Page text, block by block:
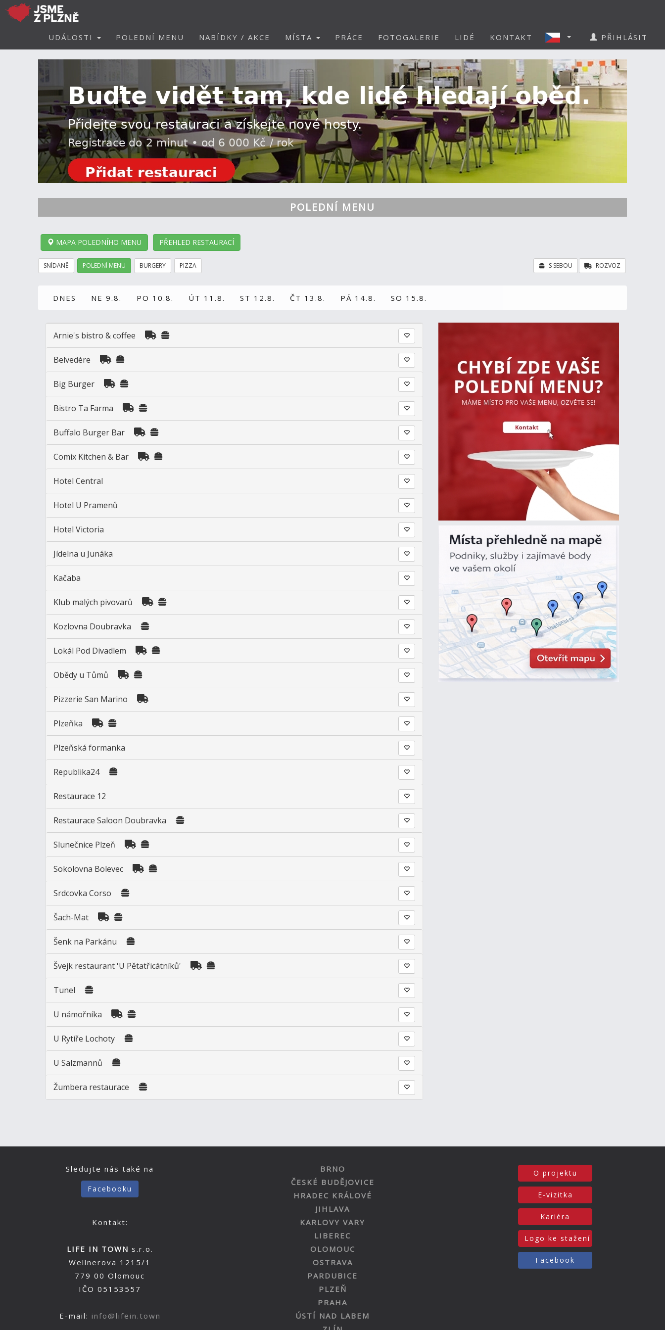
UDÁLOSTI POLEDNÍ MENU NABÍDKY / AKCE MÍSTA PRÁCE FOTOGALERIE LIDÉ KONTAKT PŘIHLÁSIT
POLEDNÍ MENU
MAPA POLEDNÍHO MENU PŘEHLED RESTAURACÍ
SNÍDANĚ POLEDNÍ MENU BURGERY PIZZA ROZVOZ
S SEBOU
DNES NE 9.8. PO 10.8. ÚT 11.8. ST 12.8. ČT 13.8. PÁ 14.8. SO 15.8.
Arnie's bistro & coffee
Belvedére
Big Burger
Bistro Ta Farma
Buffalo Burger Bar
Comix Kitchen & Bar
Hotel Central
Hotel U Pramenů
Hotel Victoria
Jídelna u Junáka
Kačaba
Klub malých pivovarů
Kozlovna Doubravka
Lokál Pod Divadlem
Obědy u Tůmů
Pizzerie San Marino
Plzeňka
Plzeňská formanka
Republika24
Restaurace 12
Restaurace Saloon Doubravka
Slunečnice Plzeň
Sokolovna Bolevec
Srdcovka Corso
Šach-Mat
Šenk na Parkánu
Švejk restaurant 'U Pětatřicátníků'
Tunel
U námořníka
U Rytíře Lochoty
U Salzmannů
Žumbera restaurace
Sledujte nás také na
Facebooku
Kontakt:
LIFE IN TOWN s.r.o.
Wellnerova 1215/1
779 00 Olomouc
IČO 05153557
E-mail: info@lifein.town
BRNO
ČESKÉ BUDĚJOVICE
HRADEC KRÁLOVÉ
JIHLAVA
KARLOVY VARY
LIBEREC
OLOMOUC
OSTRAVA
PARDUBICE
PLZEŇ
PRAHA
ÚSTÍ NAD LABEM
O projektu
E-vizitka
Kariéra
Logo ke stažení
Facebook